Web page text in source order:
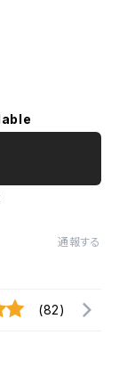
通報する
(82)